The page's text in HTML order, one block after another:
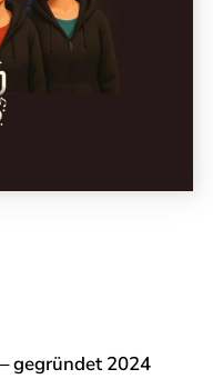
gegründet 2024